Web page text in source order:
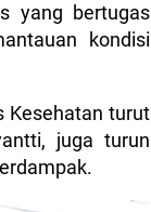
yang bertugas
kondisi
Kesehatan turut
juga turun